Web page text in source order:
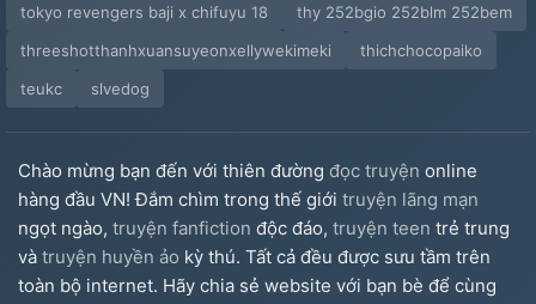
tokyo revengers baji x chifuyu 18
thy 252bgio 252blm 252bem
threeshotthanhxuansuyeonxellywekimeki
thichchocopaiko
teukc
slvedog
Chào mừng bạn đến với thiên đường đọc truyện online
hàng đầu VN! Đắm chìm trong thế giới truyện lãng mạn
ngọt ngào, truyện fanfiction độc đáo, truyện teen trẻ trung
và truyện huyền ảo kỳ thú. Tất cả đều được sưu tầm trên
toàn bộ internet. Hãy chia sẻ website với bạn bè để cùng